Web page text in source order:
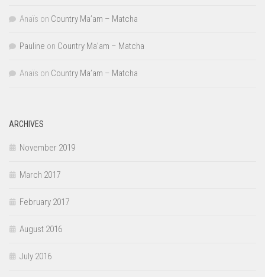
Anaïs on Country Ma’am – Matcha
Pauline on Country Ma’am – Matcha
Anaïs on Country Ma’am – Matcha
ARCHIVES
November 2019
March 2017
February 2017
August 2016
July 2016